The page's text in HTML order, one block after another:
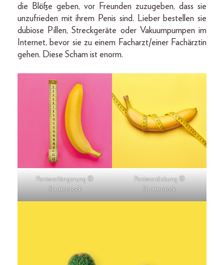
die Blöße geben, vor Freunden zuzugeben, dass sie
unzufrieden mit ihrem Penis sind. Lieber bestellen sie
dubiose Pillen, Streckgeräte oder Vakuumpumpen im
Internet, bevor sie zu einem Facharzt/einer Fachärztin
gehen. Diese Scham ist enorm.
Penisverlängerung ©
Shutterstock
Penisverdickung ©
Shutterstock